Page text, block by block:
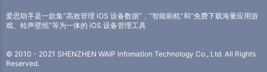
爱思助手是一款集“高效管理 iOS 设备数据”，“智能刷机”和“免费下载海量应用游
戏、铃声壁纸”等为一体的 iOS 设备管理工具
© 2010 - 2021 SHENZHEN WAIP Infomation Technology Co., Ltd. All Rights
Reserved.